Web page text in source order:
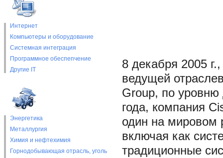
Интернет
Компьютеры и оборудование
Системная интеграция
Программное обеспепчение
Другие IT
Энергетика
Металлургия
Химия и нефтехимия
Горнодобывающая отрасль, уголь
8 декабря 2005
ведущей
Group, по уровню
года, компания
один на мировом
включая как
традиционные